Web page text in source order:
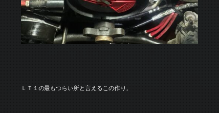
ＬＴ１の最もつらい所と言えるこの作り。